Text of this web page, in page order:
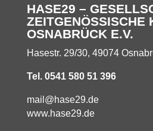
HASE29 –
ZEITGENÖSSISCHE
OSNABRÜCK E.V.
Hasestr. 29/30, 49074
Tel. 0541 580 51 396
mail@hase29.de
www.hase29.de